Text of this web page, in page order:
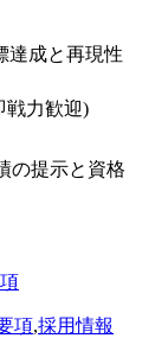
達成と再現性
戦力歓迎)
の提示と資格
項,採用情報